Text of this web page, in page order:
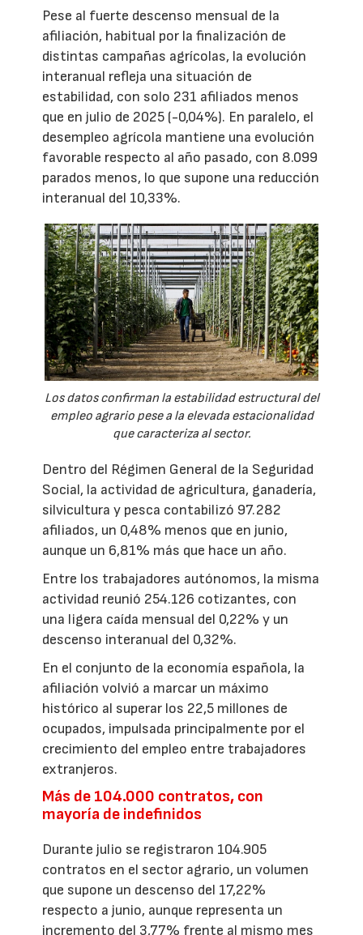
Pese al fuerte descenso mensual de la
afiliación, habitual por la finalización de
distintas campañas agrícolas, la evolución
interanual refleja una situación de
estabilidad, con solo 231 afiliados menos
que en julio de 2025 (-0,04%). En paralelo, el
desempleo agrícola mantiene una evolución
favorable respecto al año pasado, con 8.099
parados menos, lo que supone una reducción
interanual del 10,33%.
Los datos confirman la estabilidad estructural del
empleo agrario pese a la elevada estacionalidad
que caracteriza al sector.
Dentro del Régimen General de la Seguridad
Social, la actividad de agricultura, ganadería,
silvicultura y pesca contabilizó 97.282
afiliados, un 0,48% menos que en junio,
aunque un 6,81% más que hace un año.
Entre los trabajadores autónomos, la misma
actividad reunió 254.126 cotizantes, con
una ligera caída mensual del 0,22% y un
descenso interanual del 0,32%.
En el conjunto de la economía española, la
afiliación volvió a marcar un máximo
histórico al superar los 22,5 millones de
ocupados, impulsada principalmente por el
crecimiento del empleo entre trabajadores
extranjeros.
Más de 104.000 contratos, con
mayoría de indefinidos
Durante julio se registraron 104.905
contratos en el sector agrario, un volumen
que supone un descenso del 17,22%
respecto a junio, aunque representa un
incremento del 3,77% frente al mismo mes